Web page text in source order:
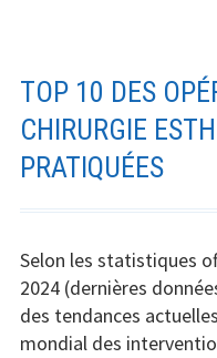
TOP 10 DES
CHIRURGIE
PRATIQUÉES
Selon les statistiques
2024 (dernières
des tendances
mondial des